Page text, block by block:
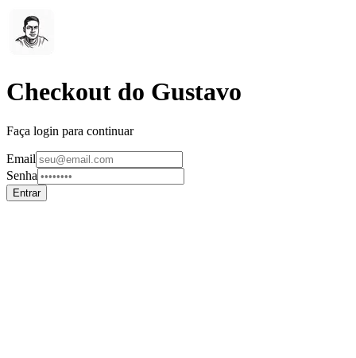
Checkout do Gustavo
Faça login para continuar
Email
Senha
Entrar